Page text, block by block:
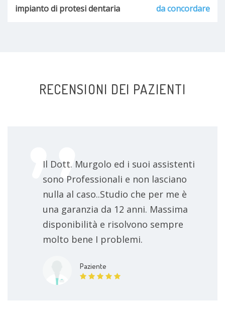
impianto di protesi dentaria da concordare
RECENSIONI DEI PAZIENTI
Il Dott. Murgolo ed i suoi assistenti
sono Professionali e non lasciano
nulla al caso..Studio che per me è
una garanzia da 12 anni. Massima
disponibilità e risolvono sempre
molto bene I problemi.
Paziente